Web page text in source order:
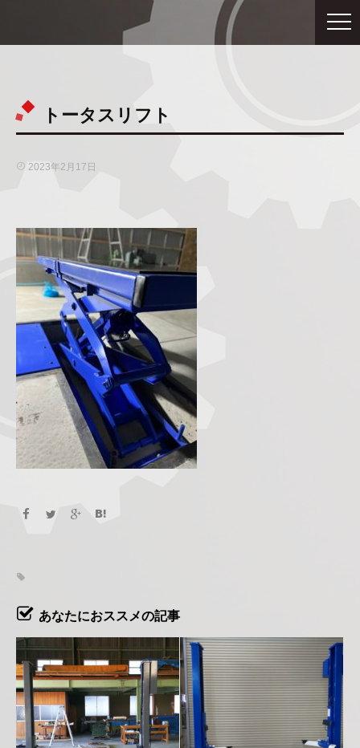
トータスリフト
2023年2月17日
あなたにおススメの記事